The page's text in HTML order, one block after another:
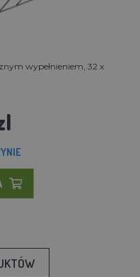
wypełnieniem, 32 x